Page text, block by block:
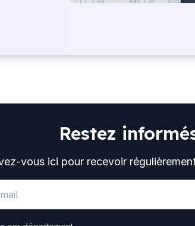
Restez
vous ici pour recevoir